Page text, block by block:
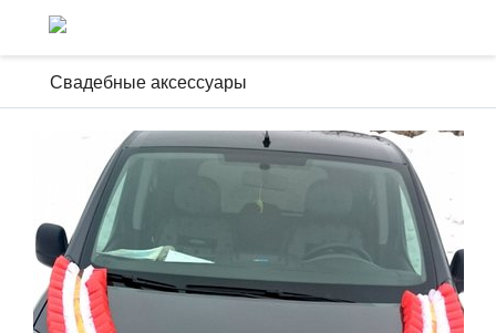
Свадебные аксессуары